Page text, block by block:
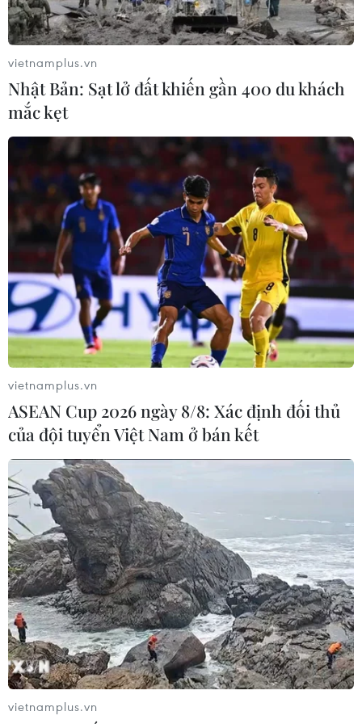
Mưa lớn gây ngập cục bộ, chia cắt
một số khu vực miền núi Quảng Trị
Giáo dục trước thềm năm học mới:
Tái cấu trúc mạng lưới, đổi mới tư
duy quản trị
09/08/2026 04:23
Hôm nay, các trường đại học bắt đầu
công bố điểm chuẩn năm 2026
09/08/2026 04:21
Hành trình gần 6 thập kỷ đưa liệt sỹ
Vụ sóng cuốn trôi tại Sơn Trà: Xuyên
đêm tìm kiếm 2 nạn nhân còn lại
09/08/2026 03:36
Đầu tư cho sức khỏe từ phòng bệnh
đến hạ tầng y tế
09/08/2026 03:29
“Hội Thánh Đức Chúa Trời Mẹ”
vietnamplus.vn
Nhật Bản: Sạt lở đất khiến gần 400 du khách
mắc kẹt
vietnamplus.vn
ASEAN Cup 2026 ngày 8/8: Xác định đối thủ
của đội tuyển Việt Nam ở bán kết
vietnamplus.vn